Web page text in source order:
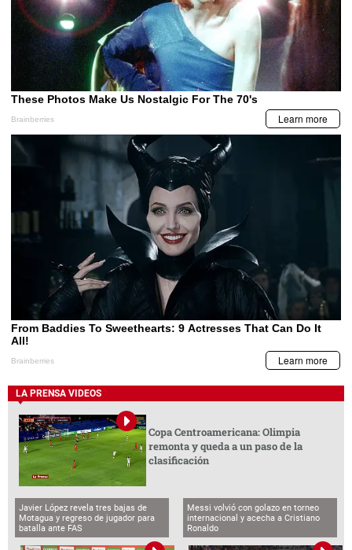
LA PRENSA VIDEOS
Copa Centroamericana: Olimpia
remonta y queda a un paso de la
clasificación
Javier López revela tres bajas de
Motagua y regreso de jugador para
batalla ante FAS
Messi volvió con golazo en torneo
internacional y acecha a Cristiano
Ronaldo